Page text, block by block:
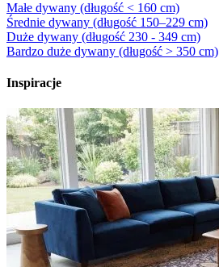
Małe dywany (długość < 160 cm)
Średnie dywany (długość 150–229 cm)
Duże dywany (długość 230 - 349 cm)
Bardzo duże dywany (długość > 350 cm)
Inspiracje